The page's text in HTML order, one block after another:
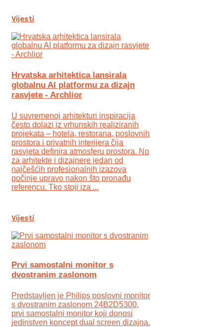
Vijesti
Hrvatska arhitektica lansirala
globalnu AI platformu za dizajn
rasvjete - Archlior
U suvremenoj arhitekturi inspiracija
često dolazi iz vrhunskih realiziranih
projekata – hotela, restorana, poslovnih
prostora i privatnih interijera čija
rasvjeta definira atmosferu prostora. No
za arhitekte i dizajnere jedan od
najčešćih profesionalnih izazova
počinje upravo nakon što pronađu
referencu. Tko stoji iza ...
Vijesti
Prvi samostalni monitor s
dvostranim zaslonom
Predstavljen je Philips poslovni monitor
s dvostranim zaslonom 24B2D5300,
prvi samostalni monitor koji donosi
jedinstven koncept dual screen dizajna.